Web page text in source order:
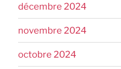
décembre 2024
novembre 2024
octobre 2024